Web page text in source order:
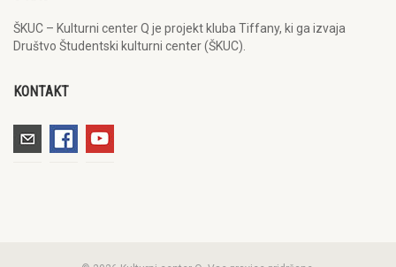
ŠKUC – Kulturni center Q je projekt kluba Tiffany, ki ga izvaja
Društvo Študentski kulturni center (ŠKUC).
KONTAKT